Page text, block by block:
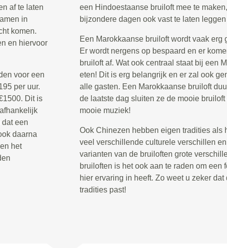
af te laten
in
komen.
en hiervoor
voor een
per uur.
Dit is
een
daarna
het
een Hindoestaanse bruiloft mee te
bijzondere dagen ook vast te laten
Een Marokkaanse bruiloft wordt vaak erg
Er wordt nergens op bespaard en er
bruiloft af. Wat ook centraal staat bij een
eten! Dit is erg belangrijk en er zal ook
alle gasten. Een Marokkaanse bruiloft
de laatste dag sluiten ze de mooie
mooie muziek!
Ook Chinezen hebben eigen tradities als
veel verschillende culturele verschillen
varianten van de bruiloften grote
bruiloften is het ook aan te raden om een
hier ervaring in heeft. Zo weet u zeker
tradities past!